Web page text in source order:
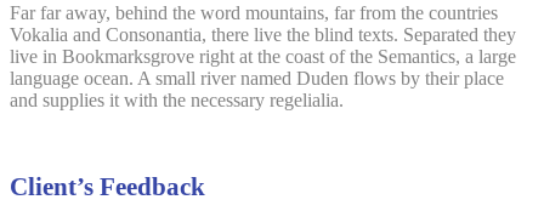
Far far away, behind the word mountains, far from the countries
Vokalia and Consonantia, there live the blind texts. Separated they
live in Bookmarksgrove right at the coast of the Semantics, a large
language ocean. A small river named Duden flows by their place
and supplies it with the necessary regelialia.
Client’s Feedback